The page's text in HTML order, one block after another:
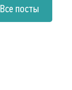
Все посты